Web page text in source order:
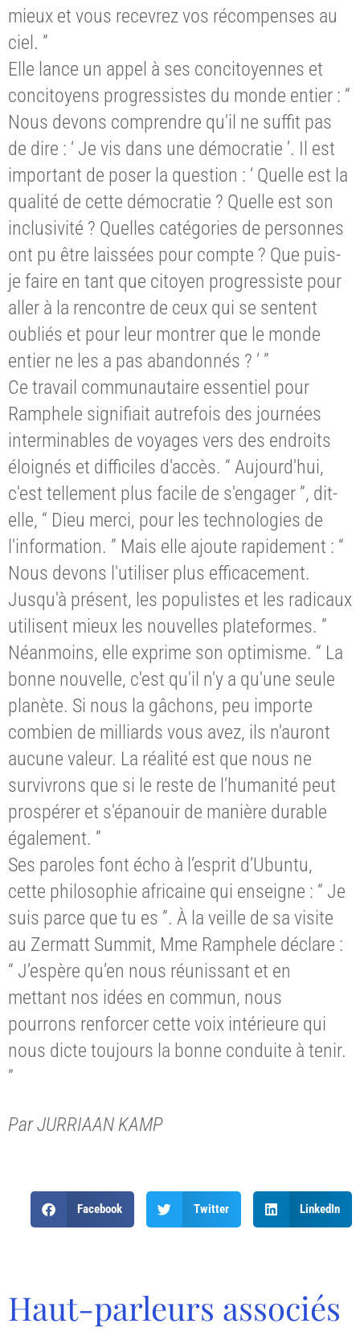
mieux et vous recevrez vos récompenses au
ciel. ”
Elle lance un appel à ses concitoyennes et
concitoyens progressistes du monde entier : “
Nous devons comprendre qu'il ne suffit pas
de dire : ‘ Je vis dans une démocratie ’. Il est
important de poser la question : ‘ Quelle est la
qualité de cette démocratie ? Quelle est son
inclusivité ? Quelles catégories de personnes
ont pu être laissées pour compte ? Que puis-
je faire en tant que citoyen progressiste pour
aller à la rencontre de ceux qui se sentent
oubliés et pour leur montrer que le monde
entier ne les a pas abandonnés ? ’ ”
Ce travail communautaire essentiel pour
Ramphele signifiait autrefois des journées
interminables de voyages vers des endroits
éloignés et difficiles d'accès. “ Aujourd'hui,
c'est tellement plus facile de s'engager ”, dit-
elle, “ Dieu merci, pour les technologies de
l'information. ” Mais elle ajoute rapidement : “
Nous devons l'utiliser plus efficacement.
Jusqu'à présent, les populistes et les radicaux
utilisent mieux les nouvelles plateformes. ”
Néanmoins, elle exprime son optimisme. “ La
bonne nouvelle, c'est qu'il n'y a qu'une seule
planète. Si nous la gâchons, peu importe
combien de milliards vous avez, ils n'auront
aucune valeur. La réalité est que nous ne
survivrons que si le reste de l'humanité peut
prospérer et s'épanouir de manière durable
également. ”
Ses paroles font écho à l’esprit d’Ubuntu,
cette philosophie africaine qui enseigne : “ Je
suis parce que tu es ”. À la veille de sa visite
au Zermatt Summit, Mme Ramphele déclare :
“ J’espère qu’en nous réunissant et en
mettant nos idées en commun, nous
pourrons renforcer cette voix intérieure qui
nous dicte toujours la bonne conduite à tenir.
”
Par JURRIAAN KAMP
Facebook Twitter LinkedIn
Haut-parleurs associés